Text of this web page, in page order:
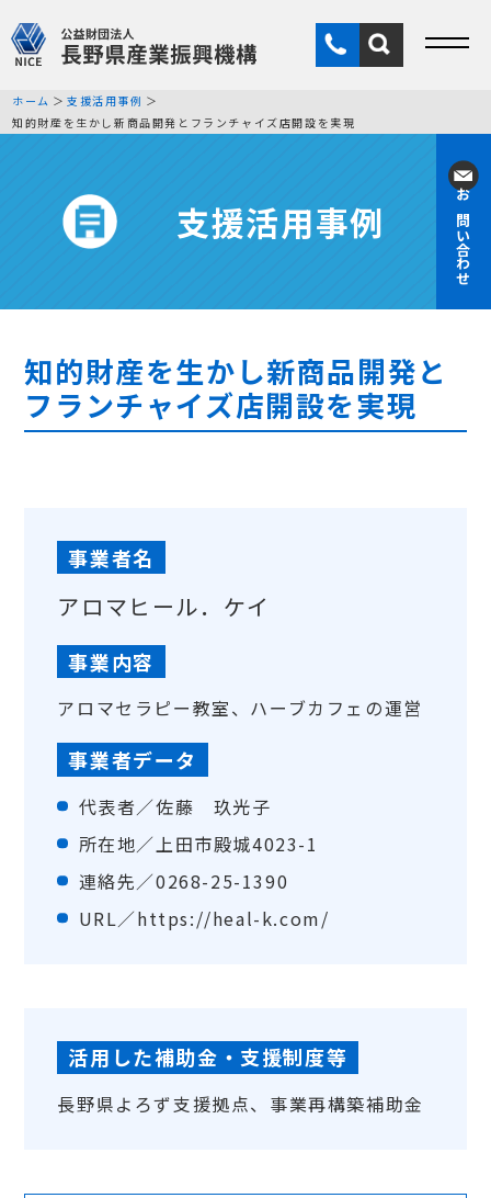
お問い合わせ
ホーム
支援活用事例
知的財産を生かし新商品開発とフランチャイズ店開設を実現
支援活用事例
知的財産を生かし新商品開発と
フランチャイズ店開設を実現
事業者名
アロマヒール．ケイ
事業内容
アロマセラピー教室、ハーブカフェの運営
事業者データ
代表者／佐藤 玖光子
所在地／上田市殿城4023-1
連絡先／0268-25-1390
URL／https://heal-k.com/
活用した補助金・支援制度等
長野県よろず支援拠点、事業再構築補助金